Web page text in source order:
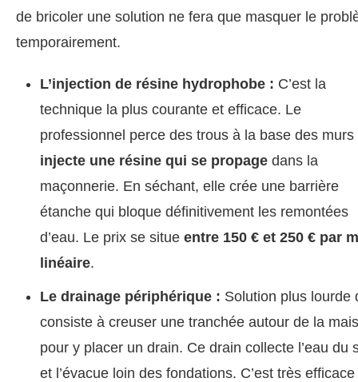
de bricoler une solution ne fera que masquer le
temporairement.
L’injection de résine hydrophobe : C’est la
technique la plus courante et efficace. Le
professionnel perce des trous à la base des murs
injecte une résine qui se propage dans la
maçonnerie. En séchant, elle crée une barrière
étanche qui bloque définitivement les remontées
d’eau. Le prix se situe entre 150 € et 250 € par
linéaire.
Le drainage périphérique : Solution plus lourde
consiste à creuser une tranchée autour de la
pour y placer un drain. Ce drain collecte l’eau du
et l’évacue loin des fondations. C’est très efficace